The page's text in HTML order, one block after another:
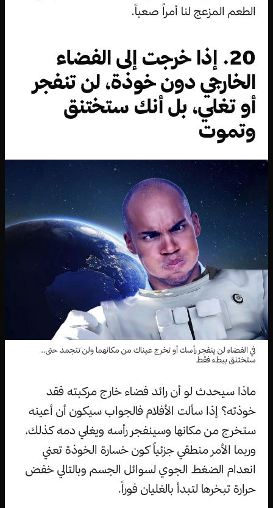
الطعم المزعج لنا أمراً صعباً.
20. إذا خرجت إلى الفضاء
الخارجي دون خوذة، لن تنفجر
أو تغلي، بل أنك ستختنق
وتموت
في الفضاء لن ينفجر رأسك أو تخرج عيناك من مكانهما ولن تتجمد حتى..
ستختنق ببطء فقط
ماذا سيحدث لو أن رائد فضاء خارج مركبته فقد
خوذته؟ إذا سألت الأفلام فالجواب سيكون أن أعينه
ستخرج من مكانها وسينفجر رأسه ويغلي دمه كذلك،
وربما الأمر منطقي جزئياً كون خسارة الخوذة تعني
انعدام الضغط الجوي لسوائل الجسم وبالتالي خفض
حرارة تبخرها لتبدأ بالغليان فوراً.